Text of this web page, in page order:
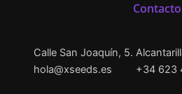
Contacto
Calle San Joaquín, 5.
hola@xseeds.es
+34 623